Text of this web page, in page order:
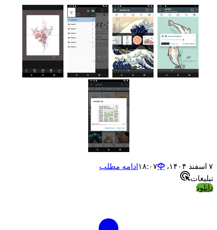
۷ اسفند ۱۴۰۴،‏ ۱۸:۰۷
ادامه مطلب
تبلیغات
دانلود